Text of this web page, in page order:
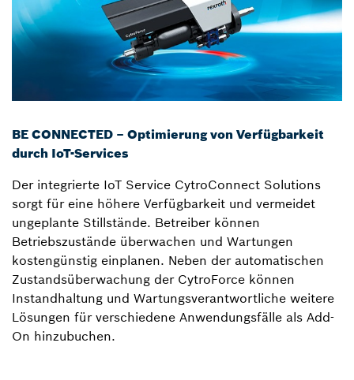
BE CONNECTED – Optimierung von Verfügbarkeit
durch IoT-Services
Der integrierte IoT Service CytroConnect Solutions
sorgt für eine höhere Verfügbarkeit und vermeidet
ungeplante Stillstände. Betreiber können
Betriebszustände überwachen und Wartungen
kostengünstig einplanen. Neben der automatischen
Zustandsüberwachung der CytroForce können
Instandhaltung und Wartungsverantwortliche weitere
Lösungen für verschiedene Anwendungsfälle als Add-
On hinzubuchen.